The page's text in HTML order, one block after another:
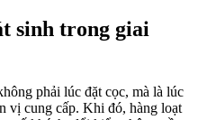
sinh trong giai
phải lúc đặt cọc, mà là lúc
vị cung cấp. Khi đó, hàng loạt